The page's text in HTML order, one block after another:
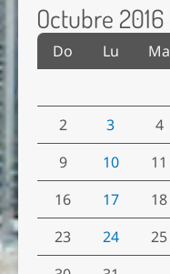
Octubre 2016
Do Lu Ma
2
3 4
9
10 11
16
17 18
23
24 25